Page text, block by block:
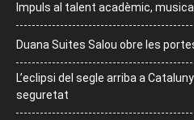
Impuls al talent acadèmic,
Duana Suites Salou obre les
L’eclipsi del segle arriba a
seguretat